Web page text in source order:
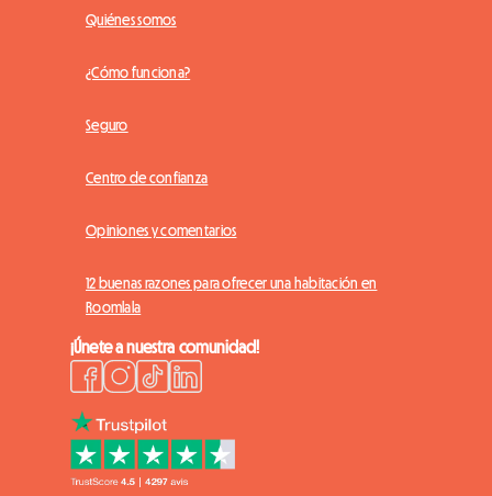
Quiénes somos
¿Cómo funciona?
Seguro
Centro de confianza
Opiniones y comentarios
12 buenas razones para ofrecer una habitación en
Roomlala
¡Únete a nuestra comunidad!